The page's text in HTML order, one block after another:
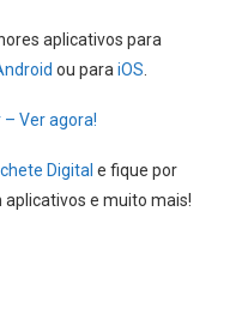
aplicativos para
ou para iOS
Ver agora!
Digital e fique por
e muito mais!